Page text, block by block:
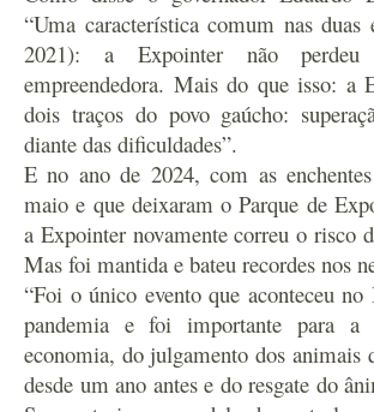
“Uma característica comum nas duas
2021): a Expointer não
empreendedora. Mais do que isso: a
dois traços do povo gaúcho:
diante das dificuldades”.
E no ano de 2024, com as
maio e que deixaram o Parque de
a Expointer novamente correu o risco
Mas foi mantida e bateu recordes nos
“Foi o único evento que aconteceu
pandemia e foi importante para a
economia, do julgamento dos animais
desde um ano antes e do resgate do